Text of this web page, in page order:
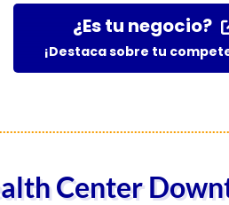
¿Es tu negocio?
¡Destaca sobre tu
Center